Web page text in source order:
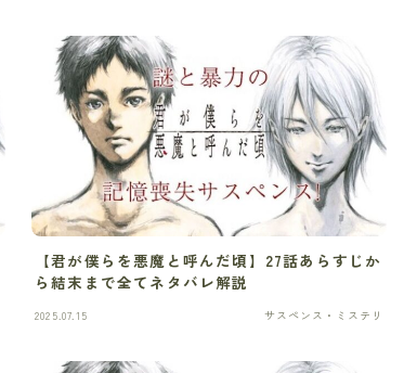
【君が僕らを悪魔と呼んだ頃】27話あらすじか
ら結末まで全てネタバレ解説
2025.07.15 サスペンス・ミステリ